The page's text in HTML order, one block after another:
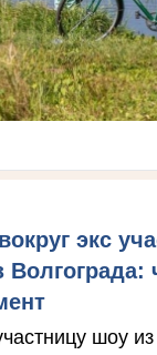
экс
шоу